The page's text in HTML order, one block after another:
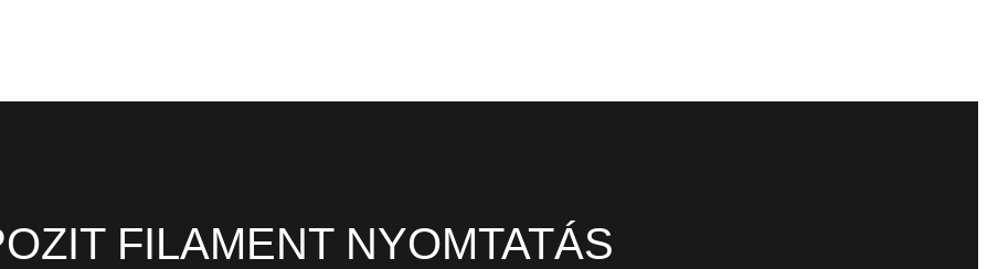
FILAMENT NYOMTATÁS